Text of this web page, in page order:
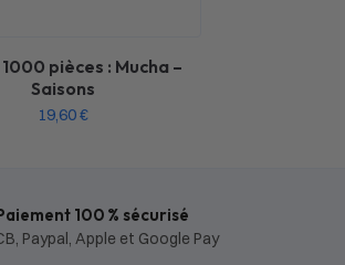
pièces : Mucha –
Saisons
19,60€
100 % sécurisé
Paypal, Apple et Google Pay